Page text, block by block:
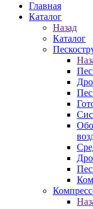
Главная
Каталог
Назад
Каталог